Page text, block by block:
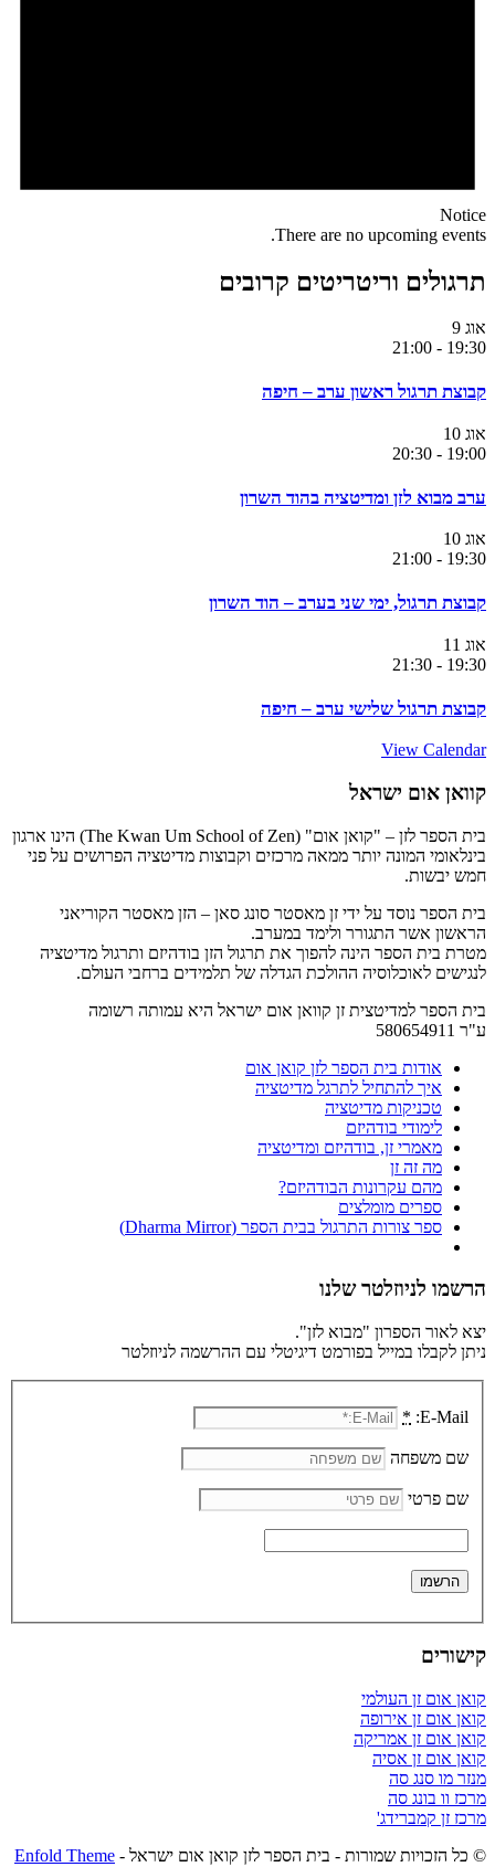
Notice
There are no upcoming events.
תרגולים וריטריטים קרובים
אוג 9
19:30
-
21:00
קבוצת תרגול ראשון ערב – חיפה
אוג 10
19:00
-
20:30
ערב מבוא לזן ומדיטציה בהוד השרון
אוג 10
19:30
-
21:00
קבוצת תרגול, ימי שני בערב – הוד השרון
אוג 11
19:30
-
21:30
קבוצת תרגול שלישי ערב – חיפה
View Calendar
קוואן אום ישראל
בית הספר לזן – "קואן אום" (The Kwan Um School of Zen) הינו ארגון
בינלאומי המונה יותר ממאה מרכזים וקבוצות מדיטציה הפרושים על פני
חמש יבשות.
בית הספר נוסד על ידי זן מאסטר סונג סאן – הזן מאסטר הקוריאני
הראשון אשר התגורר ולימד במערב.
מטרת בית הספר הינה להפוך את תרגול הזן בודהיזם ותרגול מדיטציה
לנגישים לאוכלוסיה ההולכת הגדלה של תלמידים ברחבי העולם.
בית הספר למדיטצית זן קוואן אום ישראל היא עמותה רשומה
ע"ר 580654911
אודות בית הספר לזן קואן אום
איך להתחיל לתרגל מדיטציה
טכניקות מדיטציה
לימודי בודהיזם
מאמרי זן, בודהיזם ומדיטציה
מה זה זן
מהם עקרונות הבודהיזם?
ספרים מומלצים
ספר צורות התרגול בבית הספר (Dharma Mirror)
הרשמו לניוזלטר שלנו
יצא לאור הספרון "מבוא לזן".
ניתן לקבלו במייל בפורמט דיגיטלי עם ההרשמה לניוזלטר
E-Mail:
*
שם משפחה
שם פרטי
קישורים
קואן אום זן העולמי
קואן אום זן אירופה
קואן אום זן אמריקה
קואן אום זן אסיה
מנזר מו סנג סה
מרכז וו בונג סה
מרכז זן קמברידג'
© כל הזכויות שמורות - בית הספר לזן קואן אום ישראל - Enfold Theme